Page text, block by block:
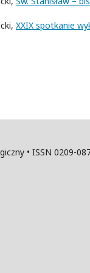
XXIX spotkanie
• ISSN 0209-